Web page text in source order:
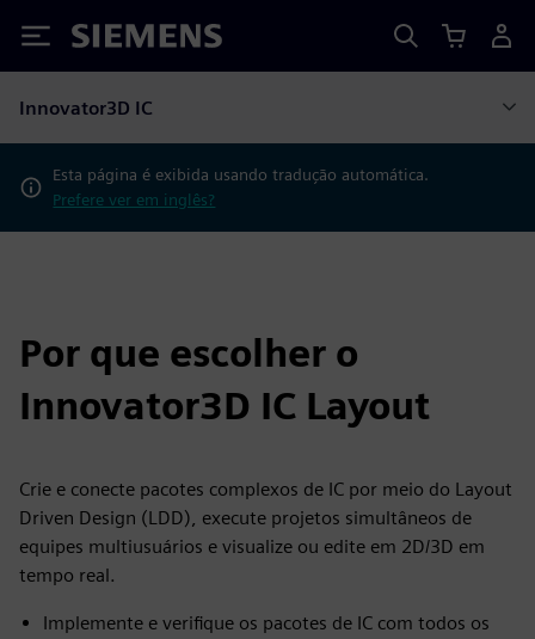
Siemens
Innovator3D IC
Esta página é exibida usando tradução automática.
Prefere ver em inglês?
Por que escolher o
Innovator3D IC Layout
Crie e conecte pacotes complexos de IC por meio do Layout
Driven Design (LDD), execute projetos simultâneos de
equipes multiusuários e visualize ou edite em 2D/3D em
tempo real.
Implemente e verifique os pacotes de IC com todos os